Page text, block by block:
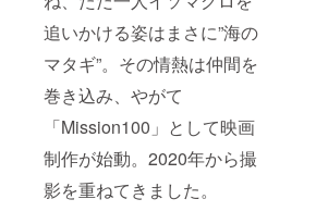
追いかける姿はまさに”海の
マタギ”。その情熱は仲間を
巻き込み、やがて
「Mission100」として映画
制作が始動。2020年から撮
影を重ねてきました。